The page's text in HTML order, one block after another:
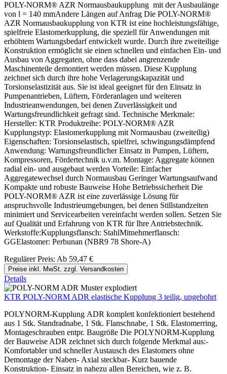
POLY-NORM® AZR Normausbaukupplung mit der Ausbaulänge
von l = 140 mmAndere Längen auf Anfrag Die POLY-NORM®
AZR Normausbaukupplung von KTR ist eine hochleistungsfähige,
spielfreie Elastomerkupplung, die speziell für Anwendungen mit
erhöhtem Wartungsbedarf entwickelt wurde. Durch ihre zweiteilige
Konstruktion ermöglicht sie einen schnellen und einfachen Ein- und
Ausbau von Aggregaten, ohne dass dabei angrenzende
Maschinenteile demontiert werden müssen. Diese Kupplung
zeichnet sich durch ihre hohe Verlagerungskapazität und
Torsionselastizität aus. Sie ist ideal geeignet für den Einsatz in
Pumpenantrieben, Lüftern, Förderanlagen und weiteren
Industrieanwendungen, bei denen Zuverlässigkeit und
Wartungsfreundlichkeit gefragt sind. Technische Merkmale:
Hersteller: KTR Produktreihe: POLY-NORM® AZR
Kupplungstyp: Elastomerkupplung mit Normausbau (zweiteilig)
Eigenschaften: Torsionselastisch, spielfrei, schwingungsdämpfend
Anwendung: Wartungsfreundlicher Einsatz in Pumpen, Lüftern,
Kompressoren, Fördertechnik u.v.m. Montage: Aggregate können
radial ein- und ausgebaut werden Vorteile: Einfacher
Aggregatewechsel durch Normausbau Geringer Wartungsaufwand
Kompakte und robuste Bauweise Hohe Betriebssicherheit Die
POLY-NORM® AZR ist eine zuverlässige Lösung für
anspruchsvolle Industrieumgebungen, bei denen Stillstandzeiten
minimiert und Servicearbeiten vereinfacht werden sollen. Setzen Sie
auf Qualität und Erfahrung von KTR für Ihre Antriebstechnik.
Werkstoffe:Kupplungsflansch: StahlMitnehmerflansch:
GGElastomer: Perbunan (NBR9 78 Shore-A)
Regulärer Preis: Ab 59,47 €
Preise inkl. MwSt. zzgl. Versandkosten
Details
KTR POLY-NORM ADR elastische Kupplung 3 teilig, ungebohrt
POLYNORM-Kupplung ADR komplett konfektioniert bestehend
aus 1 Stk. Standradnabe, 1 Stk. Flanschnabe, 1 Stk. Elastomerring,
Montageschrauben entpr. Baugröße Die POLYNORM-Kupplung
der Bauweise ADR zeichnet sich durch folgende Merkmal aus:-
Komfortabler und schneller Austausch des Elastomers ohne
Demontage der Naben- Axial steckbar- Kurz bauende
Konstruktion- Einsatz in nahezu allen Bereichen, wie z. B.